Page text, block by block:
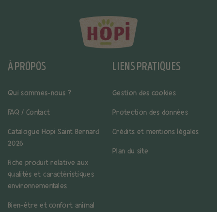
À PROPOS
Qui sommes-nous ?
FAQ / Contact
Catalogue Hopi Saint Bernard
2026
Fiche produit relative aux
qualités et caractéristiques
environnementales
Bien-être et confort animal
LIENS PRATIQUES
Gestion des cookies
Protection des données
Crédits et mentions légales
Plan du site